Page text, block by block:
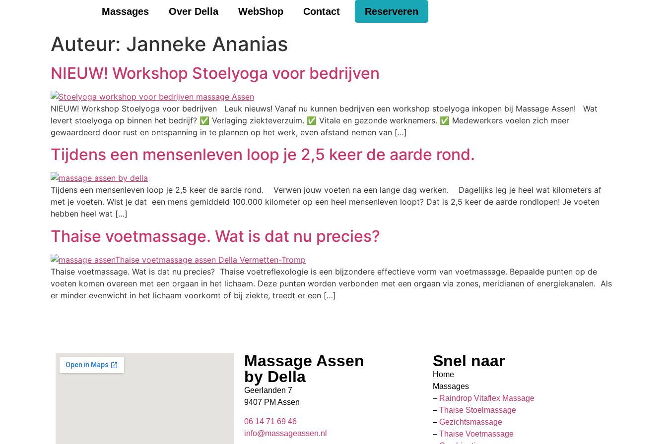
Massages Over Della WebShop Contact Reserveren
Auteur: Janneke Ananias
NIEUW! Workshop Stoelyoga voor bedrijven
NIEUW! Workshop Stoelyoga voor bedrijven Leuk nieuws! Vanaf nu kunnen bedrijven een workshop stoelyoga inkopen bij Massage Assen! Wat
levert stoelyoga op binnen het bedrijf? ✅ Verlaging ziekteverzuim. ✅ Vitale en gezonde werknemers. ✅ Medewerkers voelen zich meer
gewaardeerd door rust en ontspanning in te plannen op het werk, even afstand nemen van […]
Tijdens een mensenleven loop je 2,5 keer de aarde rond.
Tijdens een mensenleven loop je 2,5 keer de aarde rond. Verwen jouw voeten na een lange dag werken. Dagelijks leg je heel wat kilometers af
met je voeten. Wist je dat een mens gemiddeld 100.000 kilometer op een heel mensenleven loopt? Dat is 2,5 keer de aarde rondlopen! Je voeten
hebben heel wat […]
Thaise voetmassage. Wat is dat nu precies?
Thaise voetmassage. Wat is dat nu precies? Thaise voetreflexologie is een bijzondere effectieve vorm van voetmassage. Bepaalde punten op de
voeten komen overeen met een orgaan in het lichaam. Deze punten worden verbonden met een orgaan via zones, meridianen of energiekanalen. Als
er minder evenwicht in het lichaam voorkomt of bij ziekte, treedt er een […]
Massage Assen
by Della
Geerlanden 7
9407 PM Assen
06 14 71 69 46
info@massageassen.nl
Snel naar
Home
Massages
– Raindrop Vitaflex Massage
– Thaise Stoelmassage
– Gezichtsmassage
– Thaise Voetmassage